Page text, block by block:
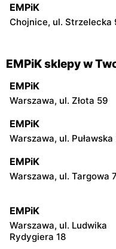
EMPiK
Chojnice, ul. Strzelecka
EMPiK sklepy w
EMPiK
Warszawa, ul. Złota 59
EMPiK
Warszawa, ul. Puławska
EMPiK
Warszawa, ul. Targowa
EMPiK
Warszawa, ul. Ludwika
Rydygiera 18